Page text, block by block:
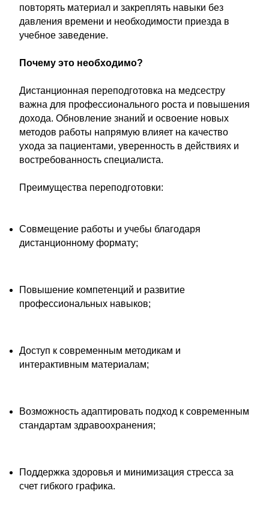
повторять материал и закреплять навыки без
давления времени и необходимости приезда в
учебное заведение.
Почему это необходимо?
Дистанционная переподготовка на медсестру
важна для профессионального роста и повышения
дохода. Обновление знаний и освоение новых
методов работы напрямую влияет на качество
ухода за пациентами, уверенность в действиях и
востребованность специалиста.
Преимущества переподготовки:
Совмещение работы и учебы благодаря
дистанционному формату;
Повышение компетенций и развитие
профессиональных навыков;
Доступ к современным методикам и
интерактивным материалам;
Возможность адаптировать подход к современным
стандартам здравоохранения;
Поддержка здоровья и минимизация стресса за
счет гибкого графика.